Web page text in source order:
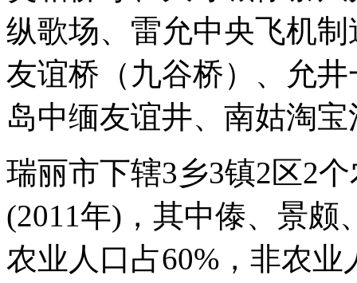
纵歌场、雷允中央飞机
友谊桥（九谷桥）、允
岛中缅友谊井、南姑淘
瑞丽市下辖3乡3镇2区2
(2011年)，其中傣、景颇
农业人口占60%，非农业